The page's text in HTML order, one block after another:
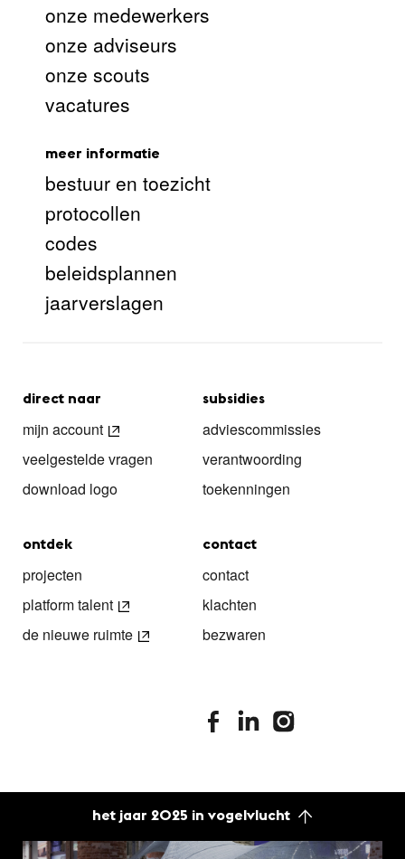
onze medewerkers
onze adviseurs
onze scouts
vacatures
meer informatie
bestuur en toezicht
protocollen
codes
beleidsplannen
jaarverslagen
direct naar
mijn account
veelgestelde vragen
download logo
subsidies
adviescommissies
verantwoording
toekenningen
ontdek
projecten
platform talent
de nieuwe ruimte
contact
contact
klachten
bezwaren
stimuleringsfonds facebook
stimuleringsfonds linkedin
stimuleringsfonds
het jaar 2025 in vogelvlucht